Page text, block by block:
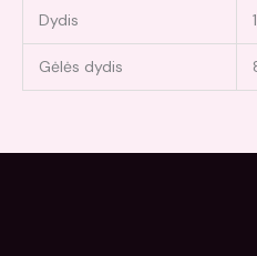
Dydis
Gėlės dydis